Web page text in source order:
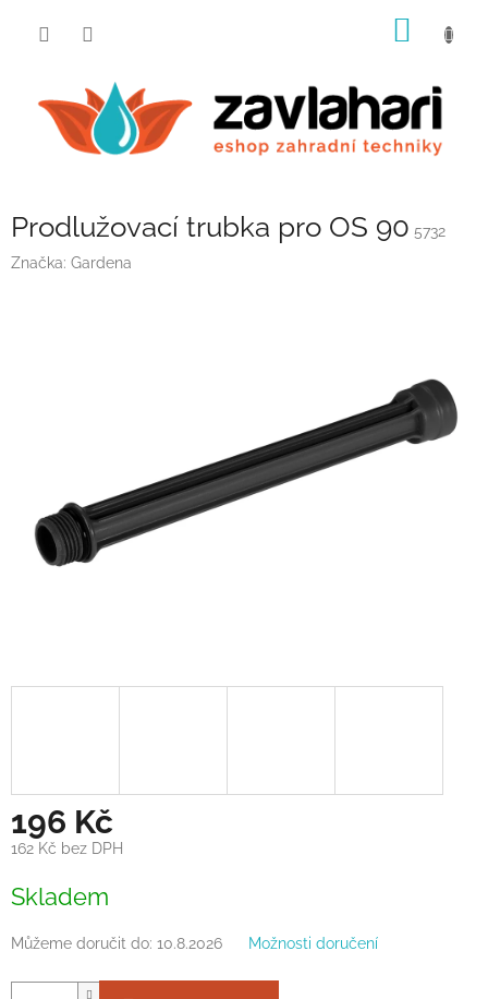
Prodlužovací trubka pro OS 90 5732
Značka: Gardena
196 Kč
162 Kč bez DPH
cena:
Skladem
Můžeme doručit do: 10.8.2026 Možnosti doručení